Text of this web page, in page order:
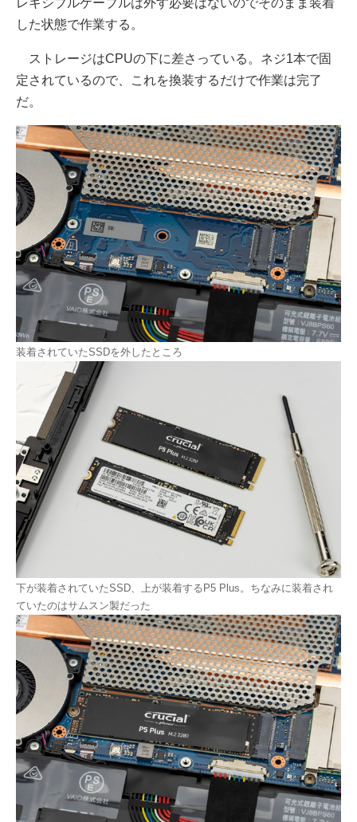
した状態で作業する。
ストレージはCPUの下に差さっている。ネジ1本で固
定されているので、これを換装するだけで作業は完了
だ。
装着されていたSSDを外したところ
下が装着されていたSSD、上が装着するP5 Plus。ちなみに装着され
ていたのはサムスン製だった